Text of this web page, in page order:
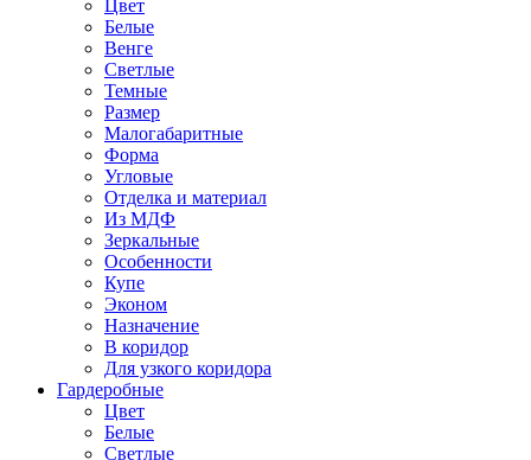
Цвет
Белые
Венге
Светлые
Темные
Размер
Малогабаритные
Форма
Угловые
Отделка и материал
Из МДФ
Зеркальные
Особенности
Купе
Эконом
Назначение
В коридор
Для узкого коридора
Гардеробные
Цвет
Белые
Светлые